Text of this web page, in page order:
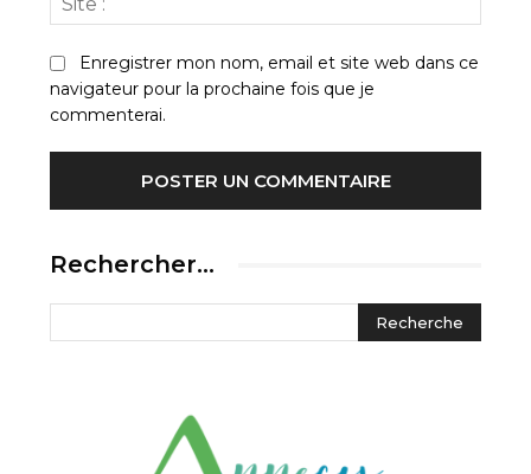
:
Enregistrer mon nom, email et site web dans ce
navigateur pour la prochaine fois que je
commenterai.
Rechercher…